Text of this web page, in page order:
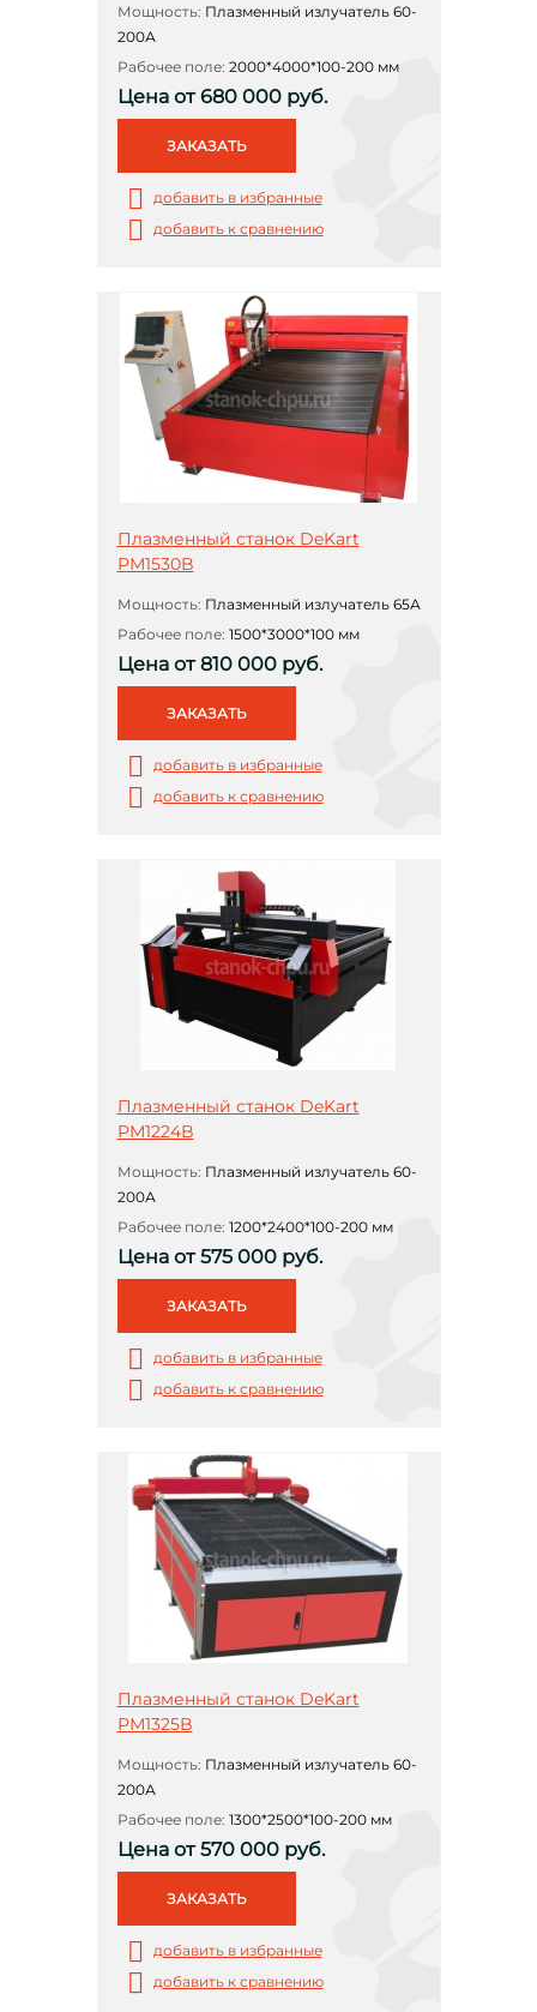
Мощность: Плазменный излучатель 60-
200А
Рабочее поле: 2000*4000*100-200 мм
Цена от 680 000 руб.
ЗАКАЗАТЬ
добавить в избранные
добавить к сравнению
Плазменный станок DeKart
РМ1530B
Мощность: Плазменный излучатель 65А
Рабочее поле: 1500*3000*100 мм
Цена от 810 000 руб.
ЗАКАЗАТЬ
добавить в избранные
добавить к сравнению
Плазменный станок DeKart
РМ1224B
Мощность: Плазменный излучатель 60-
200А
Рабочее поле: 1200*2400*100-200 мм
Цена от 575 000 руб.
ЗАКАЗАТЬ
добавить в избранные
добавить к сравнению
Плазменный станок DeKart
РМ1325B
Мощность: Плазменный излучатель 60-
200А
Рабочее поле: 1300*2500*100-200 мм
Цена от 570 000 руб.
ЗАКАЗАТЬ
добавить в избранные
добавить к сравнению